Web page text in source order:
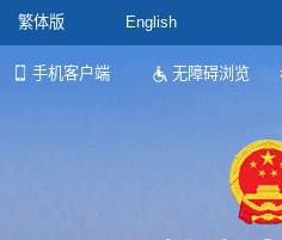
繁体版 English
手机客户端 无障碍浏览